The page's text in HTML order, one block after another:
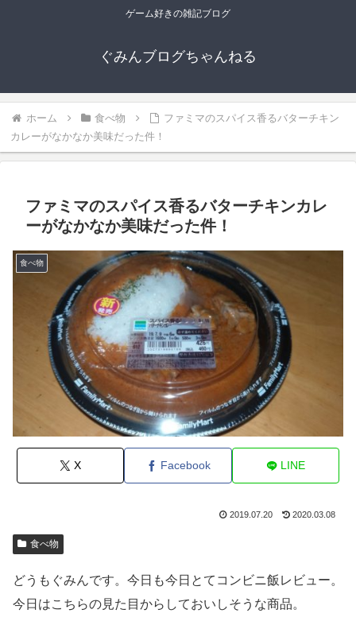
ゲーム好きの雑記ブログ
ぐみんブログちゃんねる
ホーム 食べ物
ファミマのスパイス香るバターチキン
カレーがなかなか美味だった件！
ファミマのスパイス香るバターチキンカレ
ーがなかなか美味だった件！
食べ物
X Facebook LINE
2019.07.20 2020.03.08
食べ物
どうもぐみんです。今日も今日とてコンビニ飯レビュー。
今日はこちらの見た目からしておいしそうな商品。